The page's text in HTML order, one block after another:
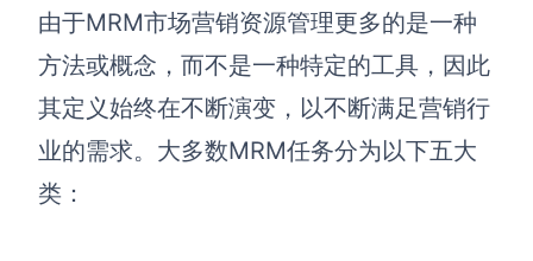
由于MRM市场营销资源管理更多的是一种
方法或概念，而不是一种特定的工具，因此
其定义始终在不断演变，以不断满足营销行
业的需求。 大多数MRM任务分为以下五大
类：